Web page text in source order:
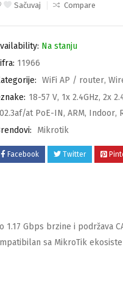
Sačuvaj Compare
Na stanju
11966
WiFi AP / router,
18-57 V, 1x 2.4GHz, 2x
at PoE-IN, ARM, Indoor,
Mikrotik
Facebook Twitter
Gbps brzine i podržava
sa MikroTik